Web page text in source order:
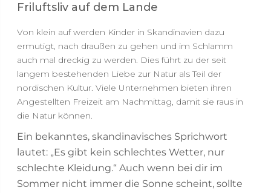
Friluftsliv auf dem Lande
Von klein auf werden Kinder in Skandinavien dazu
ermutigt, nach draußen zu gehen und im Schlamm
auch mal dreckig zu werden. Dies führt zu der seit
langem bestehenden Liebe zur Natur als Teil der
nordischen Kultur. Viele Unternehmen bieten ihren
Angestellten Freizeit am Nachmittag, damit sie raus in
die Natur können.
Ein bekanntes, skandinavisches Sprichwort
lautet: „Es gibt kein schlechtes Wetter, nur
schlechte Kleidung.“ Auch wenn bei dir im
Sommer nicht immer die Sonne scheint, sollte